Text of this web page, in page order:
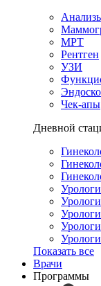
МРТ
Рентген
УЗИ
Чек-апы
Дневной
Показать все
Врачи
Программы